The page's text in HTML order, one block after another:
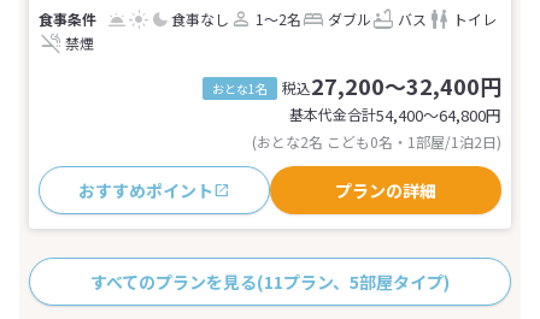
食事なし 1～2名 ダブル バス
トイレ
禁煙
おとな1名 税込27,200～32,400円
基本代金合計54,400〜64,800円
(おとな2名 こども0名・1部屋/1泊2日)
おすすめポイント プランの詳細
すべてのプランを見る(11プラン、5部屋タイプ)